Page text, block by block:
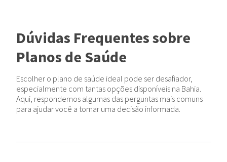
Dúvidas Frequentes sobre
Planos de Saúde
Escolher o plano de saúde ideal pode ser desafiador,
especialmente com tantas opções disponíveis na Bahia.
Aqui, respondemos algumas das perguntas mais comuns
para ajudar você a tomar uma decisão informada.